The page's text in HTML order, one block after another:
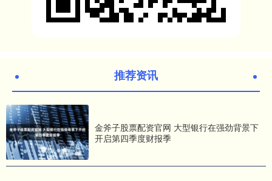
推荐资讯
金斧子股票配资官网 大型银行在强劲背景下
开启第四季度财报季